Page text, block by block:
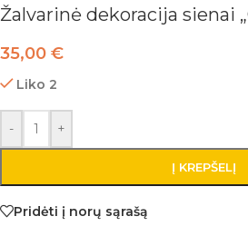
Žalvarinė dekoracija sienai
35,00 €
Liko 2
- +
Į KREPŠELĮ
Pridėti į norų sąrašą